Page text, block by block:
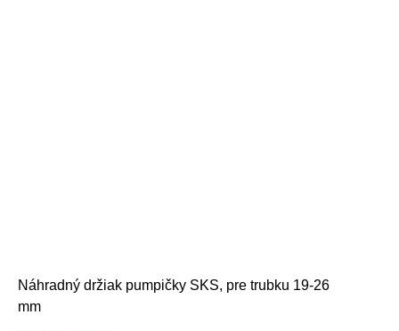
Náhradný držiak pumpičky SKS, pre trubku 19-26
mm